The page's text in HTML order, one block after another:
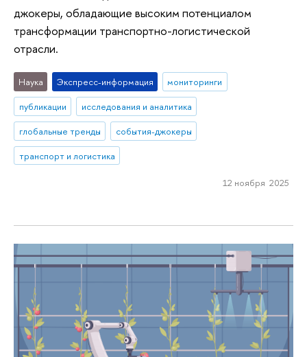
джокеры, обладающие высоким потенциалом
трансформации транспортно-логистической
отрасли.
Наука Экспресс-информация
мониторинги
публикации
исследования и аналитика
глобальные тренды
события-джокеры
транспорт и логистика
12 ноября 2025